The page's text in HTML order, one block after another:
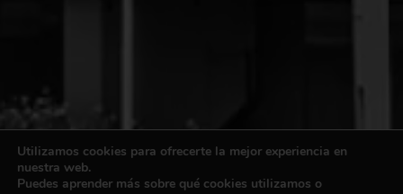
Utilizamos cookies para ofrecerte la mejor experiencia en
nuestra web.
Puedes aprender más sobre qué cookies utilizamos o